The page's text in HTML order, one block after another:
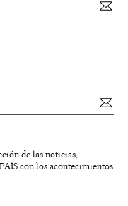
de las noticias,
con los acontecimientos